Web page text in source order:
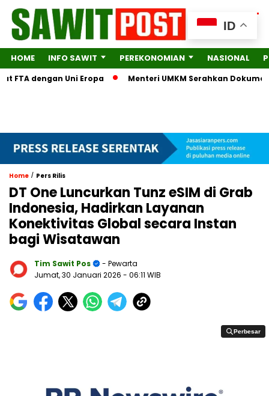
HOME INFO SAWIT PEREKONOMIAN NASIONAL
dengan Uni Eropa Menteri UMKM Serahkan Dokumen
Home / Pers Rilis
DT One Luncurkan Tunz eSIM di Grab
Indonesia, Hadirkan Layanan
Konektivitas Global secara Instan
bagi Wisatawan
Tim Sawit Pos
- Pewarta
Jumat, 30 Januari 2026 - 06:11 WIB
Perbesar
Perbesar
ID